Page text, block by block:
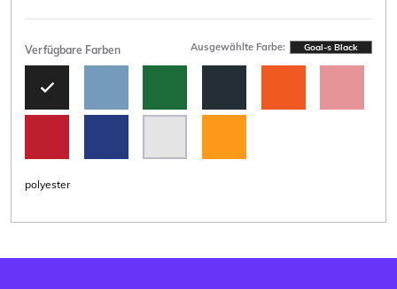
Verfügbare Farben Ausgewählte Farbe: Goal-s Black
polyester